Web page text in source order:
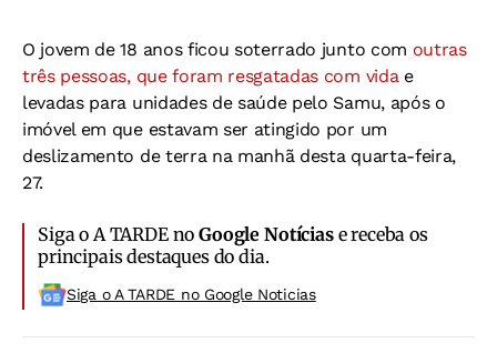
O jovem de 18 anos ficou soterrado junto com outras
três pessoas, que foram resgatadas com vida e
levadas para unidades de saúde pelo Samu, após o
imóvel em que estavam ser atingido por um
deslizamento de terra na manhã desta quarta-feira,
27.
Siga o A TARDE noGoogle Notíciase receba os
principais destaques do dia.
Siga o A TARDE no Google Noticias